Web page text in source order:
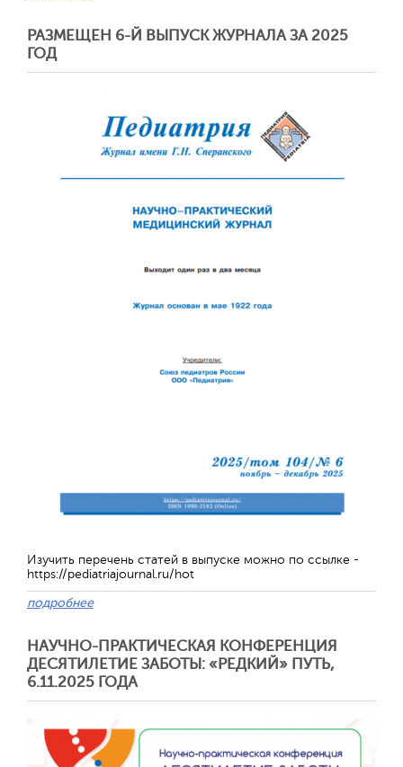
РАЗМЕЩЕН 6-Й ВЫПУСК ЖУРНАЛА ЗА 2025
ГОД
Изучить перечень статей в выпуске можно по ссылке -
https://pediatriajournal.ru/hot
подробнее
НАУЧНО-ПРАКТИЧЕСКАЯ КОНФЕРЕНЦИЯ
ДЕСЯТИЛЕТИЕ ЗАБОТЫ: «РЕДКИЙ» ПУТЬ,
6.11.2025 ГОДА